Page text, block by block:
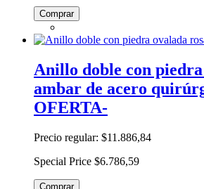
Comprar
Anillo doble con
ambar de acero
OFERTA-
Precio regular: $11.886,84
Special Price $6.786,59
Comprar